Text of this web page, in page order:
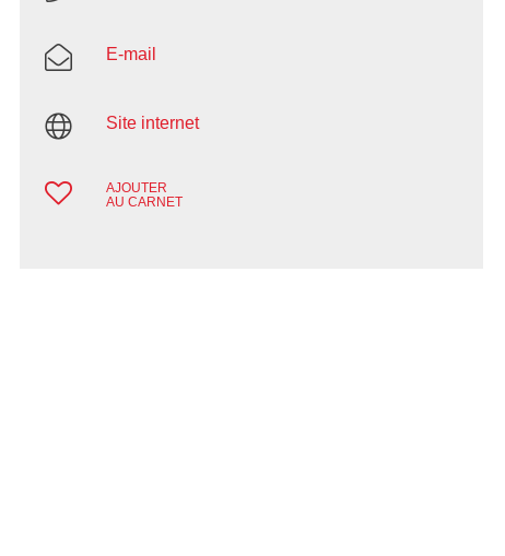
E-mail
Site internet
AJOUTER
AU CARNET